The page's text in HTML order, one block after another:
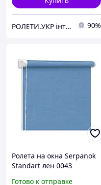
РОЛЕТИ.УКР інтернет-магазин ролет та жалюзі 90%
Ролета на окна Serpanok
Standart лен 0043
Готово к отправке